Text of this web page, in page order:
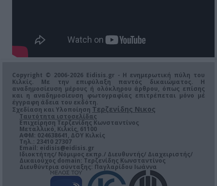
Copyright © 2006-2026 Eidisis.gr - Η ενημερωτική πύλη του
Κιλκίς. Με την επιφύλαξη παντός δικαιώματος. Η
αναδημοσίευση μέρους ή ολόκληρου άρθρου, όπως επίσης
και η αναδημοσίευση φωτογραφίας επιτρέπεται μόνο μέ
έγγραφη άδεια του εκδότη.
Σχεδίαση και Υλοποίηση Τερζενίδης Νικος
Ταυτότητα ιστοσελίδας
Επιχείρηση Τερζενίδης Κωνσταντίνος
Μεταλλικό, Κιλκίς, 61100
ΑΦΜ: 024638641, ΔΟΥ Κιλκίς
Τηλ.: 23410 27307
Email: eidisis@eidisis.gr
Ιδιοκτήτης/ Νόμιμος εκπρ./ Διευθυντής/ Διαχειριστής/
Δικαιούχος domain: Τερζενίδης Κωνσταντίνος
Διευθύντρια σύνταξης: Παγλαρίδου Ιωάννα